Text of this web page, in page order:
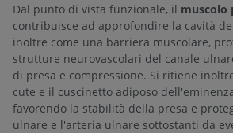
Dal punto di vista funzionale, il muscolo
contribuisce ad approfondire la cavità
inoltre come una barriera muscolare,
strutture neurovascolari del canale
di presa e compressione. Si ritiene
cute e il cuscinetto adiposo
favorendo la stabilità della presa e
ulnare e l'arteria ulnare sottostanti da